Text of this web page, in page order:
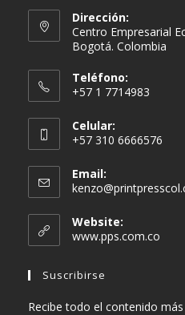
Dirección:
Centro Empresarial
Bogotá. Colombia
Teléfono:
+57 1 7714983
Celular:
+57 310 6666576
Email:
Website:
www.pps.com.co
Suscribirse
Recibe todo el contenido